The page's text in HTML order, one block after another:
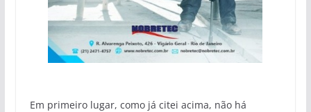
Em primeiro lugar, como já citei acima, não há